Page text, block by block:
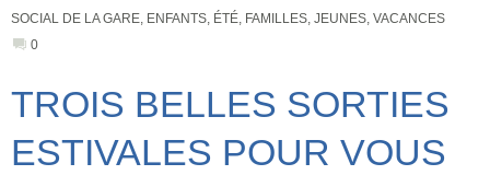
SOCIAL DE LA GARE, ENFANTS, ÉTÉ, FAMILLES, JEUNES, VACANCES
0
TROIS BELLES SORTIES
ESTIVALES POUR VOUS